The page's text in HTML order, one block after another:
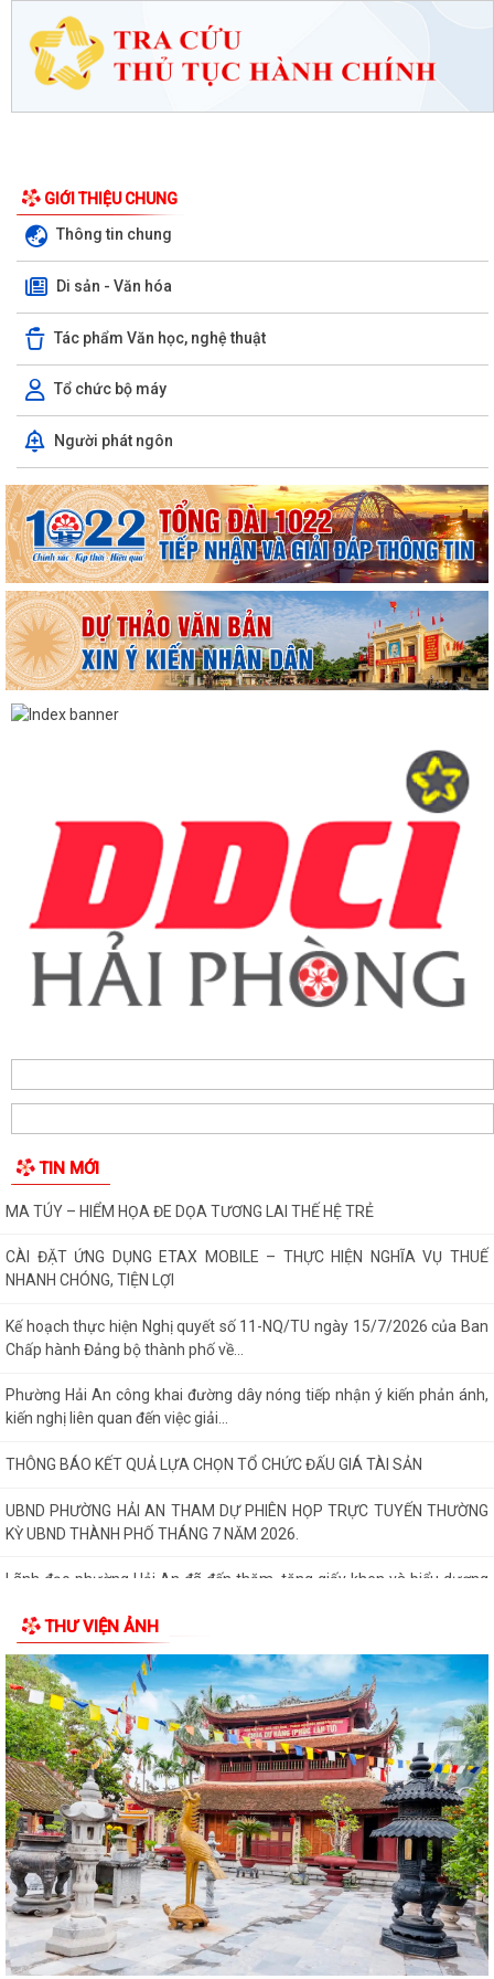
GIỚI THIỆU CHUNG
Thông tin chung
Di sản - Văn hóa
Tác phẩm Văn học, nghệ thuật
Tổ chức bộ máy
Người phát ngôn
TIN MỚI
TUYÊN TRUYỀN, QUÁN TRIỆT NGHỊ QUYẾT SỐ 11-NQ/TU: QUYẾT
TÂM TẠO ĐỘNG LỰC MỚI CHO TĂNG TRƯỞNG KINH TẾ...
PHƯỜNG HẢI AN TẬP HUẤN HƯỚNG DẪN BẢO ĐẢM AN TOÀN THÔNG
TIN TRONG THỰC HIỆN NHIỆM VỤ
Hộ dân phường Hải An tự nguyện hiến 131,2 m² đất phục vụ mở rộng
tuyến đường trước cửa trường THPT...
Các ngày lễ, ngày kỷ niệm nổi bật trong tháng 8
MA TÚY – HIỂM HỌA ĐE DỌA TƯƠNG LAI THẾ HỆ TRẺ
CÀI ĐẶT ỨNG DỤNG ETAX MOBILE – THỰC HIỆN NGHĨA VỤ THUẾ
NHANH CHÓNG, TIỆN LỢI
Phường Hải An công khai đường dây nóng tiếp nhận ý kiến phản ánh,
THÔNG BÁO KẾT QUẢ LỰA CHỌN TỔ CHỨC ĐẤU GIÁ TÀI SẢN
UBND PHƯỜNG HẢI AN THAM DỰ PHIÊN HỌP TRỰC TUYẾN THƯỜNG
Lãnh đạo phường Hải An đã đến thăm, tặng giấy khen và biểu dương
Đồng chí Nguyễn Thị Thu, Bí thư Đảng ủy, Chủ tịch HĐND phường Hải
Thông báo đường dây nòng của Đảng uỷ phường tiếp nhận thông tin
quyết tâm bứt phá hoàn thành...
An chủ trì buổi tiếp công dân...
Kế hoạch của Ban Thường vụ Đảng ủy thực hiện Nghị quyết số 11-
NQ/TU ngày 15/7/2026 của Ban Chấp...
ĐIỂM CẦU PHƯỜNG HẢI AN THAM GIA HỘI NGHỊ TOÀN QUỐC QUÁN
TRIỆT, TRIỂN KHAI THỰC HIỆN NGHỊ QUYẾT HỘI...
THÔNG BÁO Về việc lựa chọn tổ chức đấu giá tài sản.
Thực hiện chế độ báo cáo hoạt động đầu tư trên Hệ thống thông tin về
giám sát, đánh giá đầu tư
QUYẾT ĐỊNH Phê duyệt phương án đấu giá quyền sử dụng đất đối với
76 lô đất thuộc 03 ô đất N3, N5,...
50 SUẤT QUÀ ĐƯỢC TẬP ĐOÀN BABEENI TRAO TẶNG TỚI GIA ĐÌNH
CHÍNH SÁCH, NGƯỜI CÓ CÔNG PHƯỜNG HẢI AN
THƯ VIỆN ẢNH